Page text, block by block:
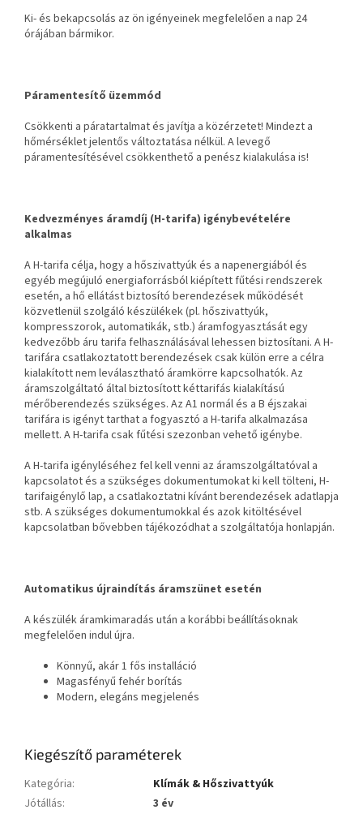
Ki- és bekapcsolás az ön igényeinek megfelelően a nap 24
órájában bármikor.
Páramentesítő üzemmód
Csökkenti a páratartalmat és javítja a közérzetet! Mindezt a
hőmérséklet jelentős változtatása nélkül. A levegő
páramentesítésével csökkenthető a penész kialakulása is!
Kedvezményes áramdíj (H-tarifa) igénybevételére
alkalmas
A H-tarifa célja, hogy a hőszivattyúk és a napenergiából és
egyéb megújuló energiaforrásból kiépített fűtési rendszerek
esetén, a hő ellátást biztosító berendezések működését
közvetlenül szolgáló készülékek (pl. hőszivattyúk,
kompresszorok, automatikák, stb.) áramfogyasztását egy
kedvezőbb áru tarifa felhasználásával lehessen biztosítani. A H-
tarifára csatlakoztatott berendezések csak külön erre a célra
kialakított nem leválasztható áramkörre kapcsolhatók. Az
áramszolgáltató által biztosított kéttarifás kialakítású
mérőberendezés szükséges. Az A1 normál és a B éjszakai
tarifára is igényt tarthat a fogyasztó a H-tarifa alkalmazása
mellett. A H-tarifa csak fűtési szezonban vehető igénybe.
A H-tarifa igényléséhez fel kell venni az áramszolgáltatóval a
kapcsolatot és a szükséges dokumentumokat ki kell tölteni, H-
tarifaigénylő lap, a csatlakoztatni kívánt berendezések adatlapja
stb. A szükséges dokumentumokkal és azok kitöltésével
kapcsolatban bővebben tájékozódhat a szolgáltatója honlapján.
Automatikus újraindítás áramszünet esetén
A készülék áramkimaradás után a korábbi beállításoknak
megfelelően indul újra.
Könnyű, akár 1 fős installáció
Magasfényű fehér borítás
Modern, elegáns megjelenés
Kiegészítő paraméterek
Kategória:
Klímák & Hőszivattyúk
Jótállás:
3 év